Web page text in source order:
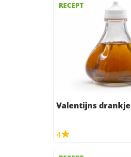
RECEPT
Valentijns drankje
4